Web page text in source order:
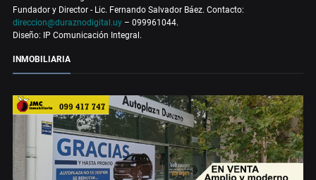
Fundador y Director - Lic. Fernando Salvador Báez. Contacto:
direccion@duraznodigital.uy – 099961044.
Diseño: IP Comunicación Integral.
INMOBILIARIA